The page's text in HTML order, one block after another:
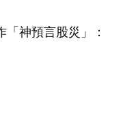
神預言股災」：